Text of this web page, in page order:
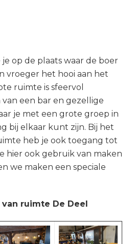
je op de plaats waar de boer
vroeger het hooi aan het
ruimte is sfeervol
een bar en gezellige
je met een grote groep in
bij elkaar kunt zijn. Bij het
heb je ook toegang tot
hier ook gebruik van maken
we maken een speciale
ruimte De Deel